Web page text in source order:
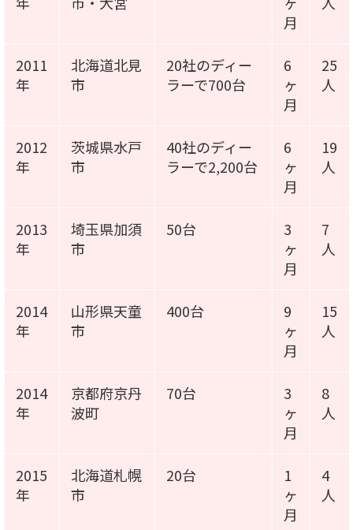
月
2011
年
北海道北見
市
20社のディー
ラーで700台
6
ヶ
月
25
人
2012
年
茨城県水戸
市
40社のディー
ラーで2,200台
6
ヶ
月
19
人
2013
年
埼玉県加須
市
50台
3
ヶ
月
7
人
2014
年
山形県天童
市
400台
9
ヶ
月
15
人
2014
年
京都府京丹
波町
70台
3
ヶ
月
8
人
2015
年
北海道札幌
市
20台
1
ヶ
月
4
人